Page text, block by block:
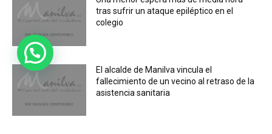
tras sufrir un ataque epiléptico en el
colegio
El alcalde de Manilva vincula el
fallecimiento de un vecino al retraso de la
asistencia sanitaria